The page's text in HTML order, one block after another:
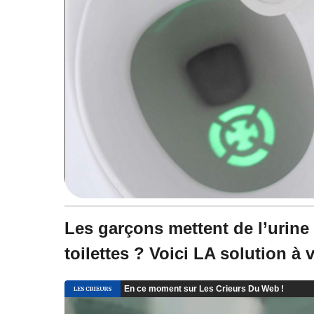
Les garçons mettent de
toilettes ? Voici LA solution à